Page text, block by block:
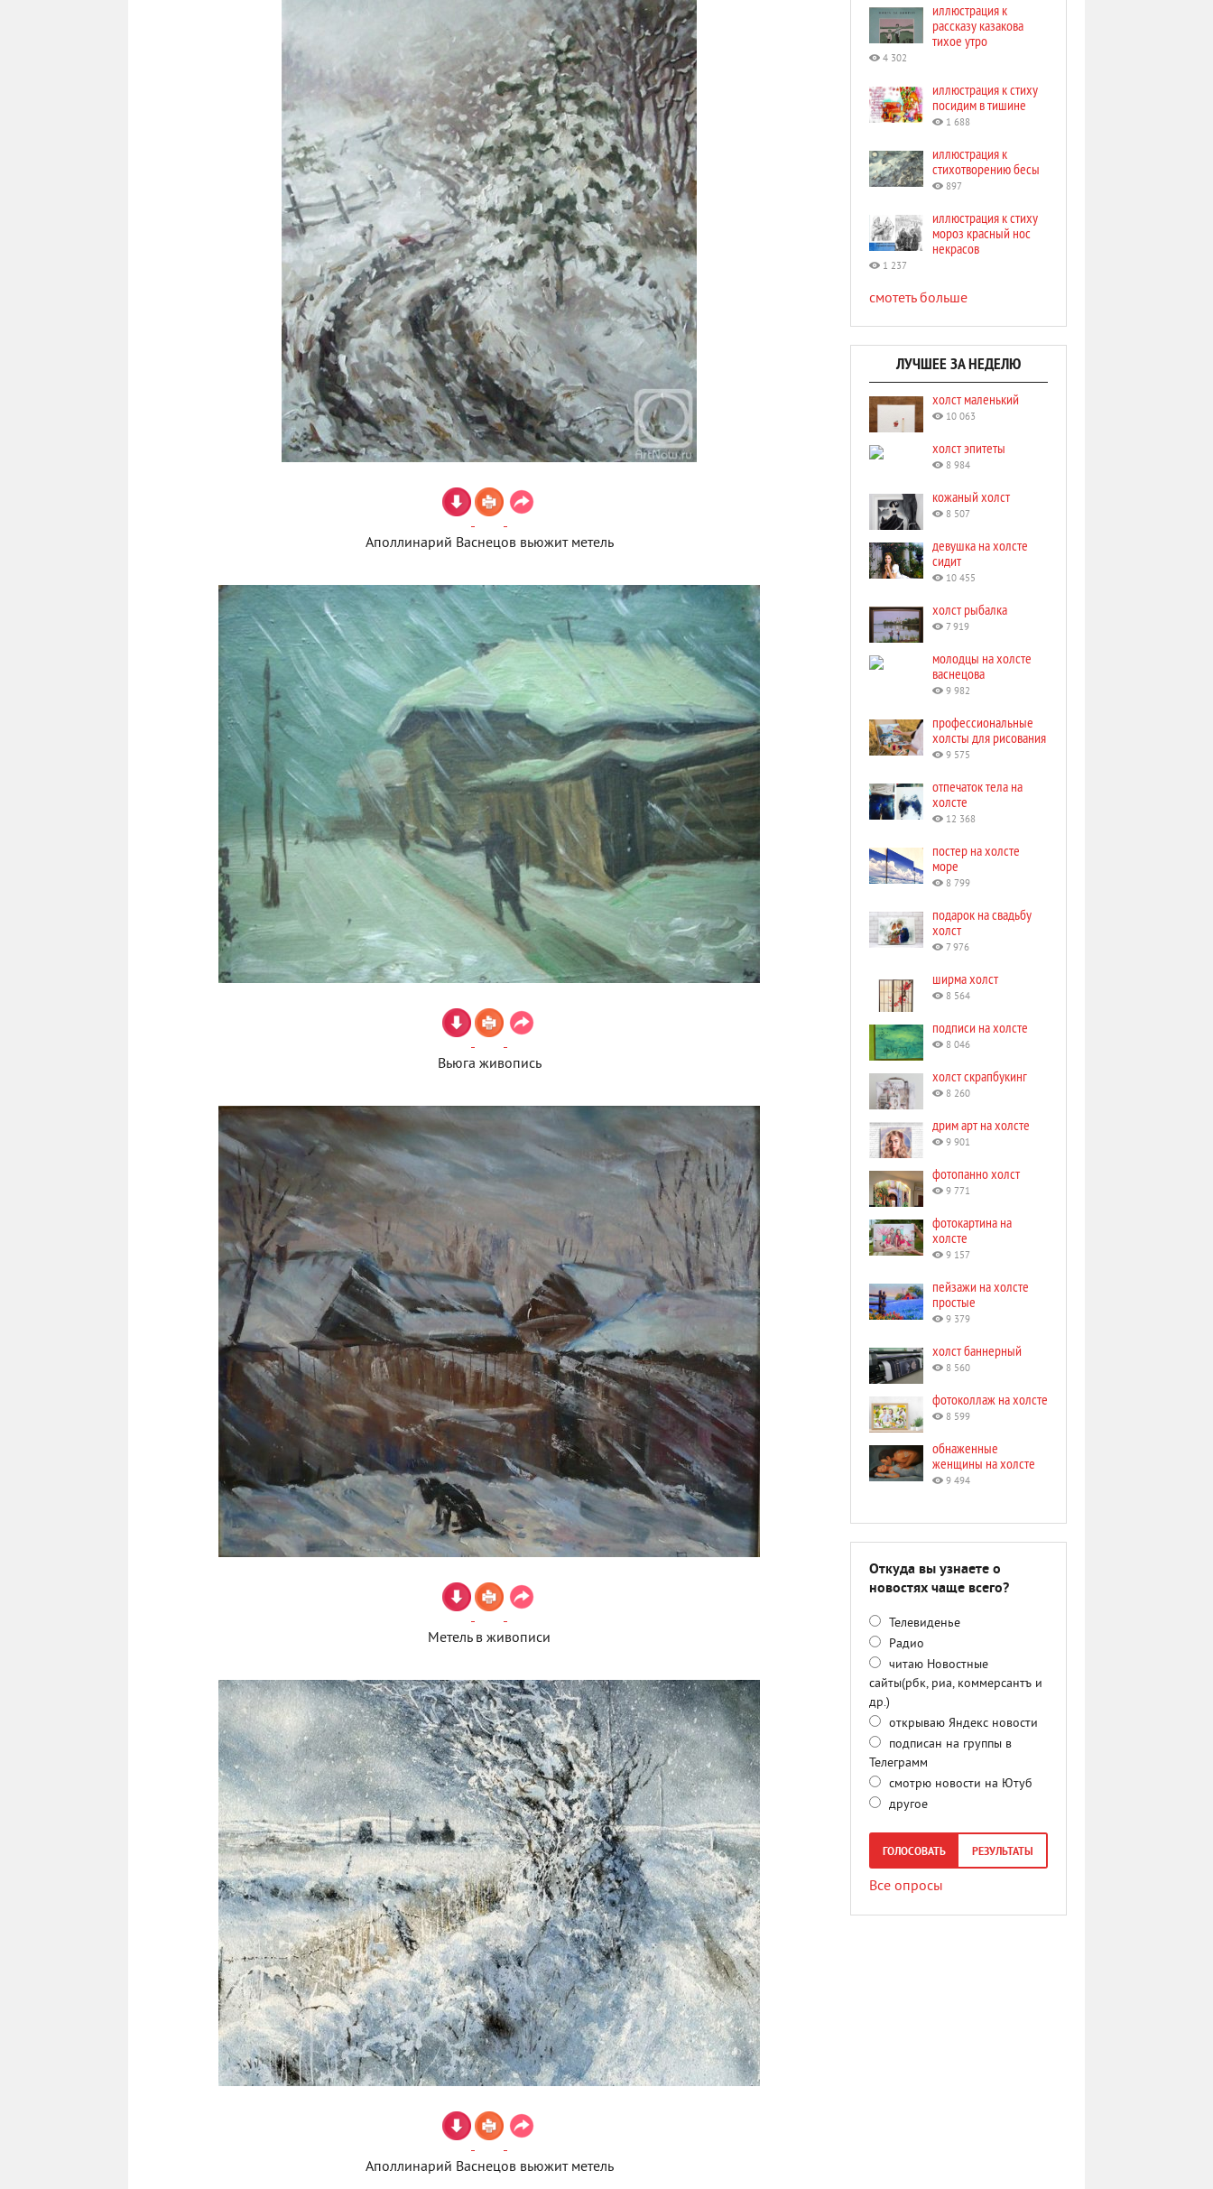
Аполлинарий Васнецов вьюжит метель
Вьюга живопись
Метель в живописи
Аполлинарий Васнецов вьюжит метель
иллюстрация к
рассказу казакова
тихое утро
4 302
иллюстрация к стиху
посидим в тишине
1 688
иллюстрация к
стихотворению бесы
897
иллюстрация к стиху
мороз красный нос
некрасов
1 237
смотеть больше
ЛУЧШЕЕ ЗА НЕДЕЛЮ
холст маленький
10 063
холст эпитеты
8 984
кожаный холст
8 507
девушка на холсте
сидит
10 455
холст рыбалка
7 919
молодцы на холсте
васнецова
9 982
профессиональные
холсты для рисования
9 575
отпечаток тела на
холсте
12 368
постер на холсте
море
8 799
подарок на свадьбу
холст
7 976
ширма холст
8 564
подписи на холсте
8 046
холст скрапбукинг
8 260
дрим арт на холсте
9 901
фотопанно холст
9 771
фотокартина на
холсте
9 157
пейзажи на холсте
простые
9 379
холст баннерный
8 560
фотоколлаж на холсте
8 599
обнаженные
женщины на холсте
9 494
Откуда вы узнаете о
новостях чаще всего?
Телевиденье
Радио
читаю Новостные
сайты(рбк, риа, коммерсантъ и
др.)
открываю Яндекс новости
подписан на группы в
Телеграмм
смотрю новости на Ютуб
другое
ГОЛОСОВАТЬ РЕЗУЛЬТАТЫ
Все опросы